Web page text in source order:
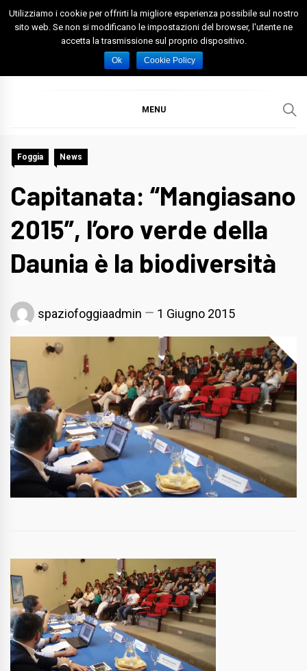
Skip
Spazio Foggia
Foggia News Calcio Eventi e Attività nella Capitanata
MENU
Foggia News
Capitanata: “Mangiasano
2015”, l’oro verde della
Daunia è la biodiversità
spaziofoggiaadmin 1 Giugno 2015
Utilizziamo i cookie per offrirti la migliore esperienza possibile sul nostro
sito web. Se non si modificano le impostazioni del browser, l'utente ne
accetta la trasmissione sul proprio dispositivo.
Ok Cookie Policy